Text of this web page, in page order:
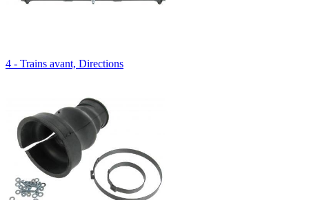
4 - Trains avant, Directions